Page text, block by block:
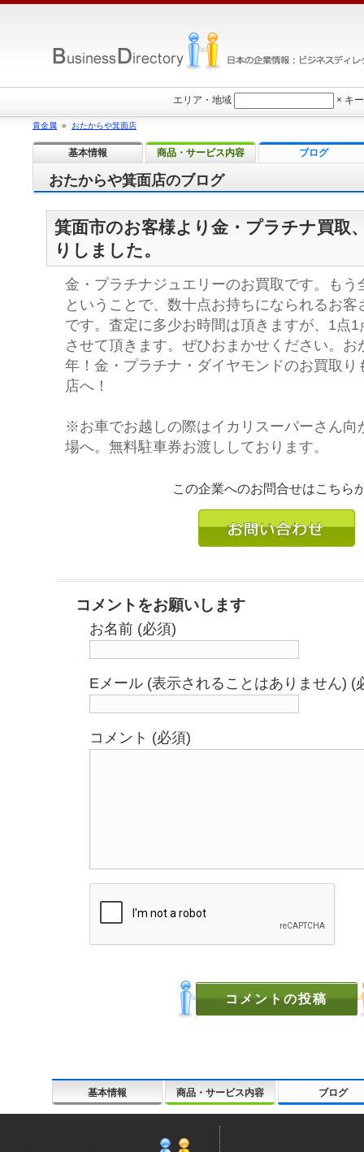
おたからや箕面店のブログ
箕面市のお客様より金・プラチナ買取
りしました。
金・プラチナジュエリーのお買取です。もう
ということで、数十点お持ちになられるお客
です。査定に多少お時間は頂きますが、1点
させて頂きます。ぜひおまかせください。お
年！金・プラチナ・ダイヤモンドのお買取り
店へ！
※お車でお越しの際はイカリスーパーさん向
場へ。無料駐車券お渡ししております。
この企業へのお問合せはこちら
コメントをお願いします
お名前 (必須)
Eメール (表示されることはありません) (
コメント (必須)
基本情報 商品・サービス内容 ブログ
エリア・地域 × キ
貴金属 » おたからや箕面店
基本情報 商品・サービス内容 ブログ